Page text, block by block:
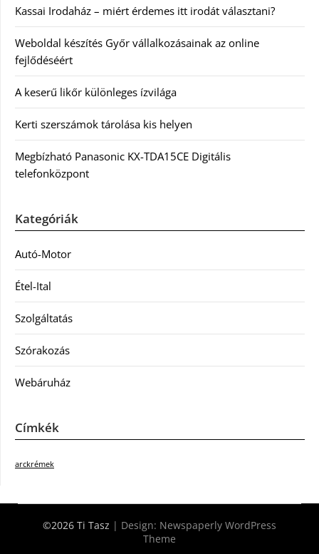
Kassai Irodaház – miért érdemes itt irodát választani?
Weboldal készítés Győr vállalkozásainak az online
fejlődéséért
A keserű likőr különleges ízvilága
Kerti szerszámok tárolása kis helyen
Megbízható Panasonic KX-TDA15CE Digitális
telefonközpont
Kategóriák
Autó-Motor
Étel-Ital
Szolgáltatás
Szórakozás
Webáruház
Címkék
arckrémek
©2026 Ti Tasz | Design: Newspaperly WordPress
Theme